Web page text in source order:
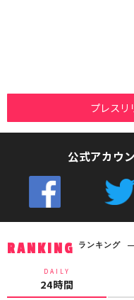
プレスリ
公式アカウ
RANKING ランキング
DAILY
24時間